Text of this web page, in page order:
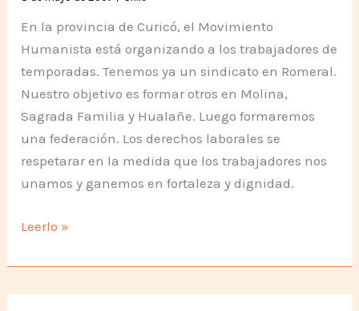
En la provincia de Curicó, el Movimiento
Humanista está organizando a los trabajadores de
temporadas. Tenemos ya un sindicato en Romeral.
Nuestro objetivo es formar otros en Molina,
Sagrada Familia y Hualañe. Luego formaremos
una federación. Los derechos laborales se
respetarar en la medida que los trabajadores nos
unamos y ganemos en fortaleza y dignidad.
Sindicatos
Temporeros
Leerlo »